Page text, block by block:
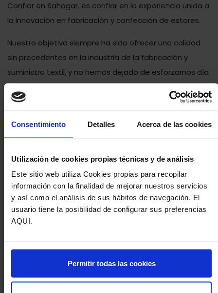
Consentimiento Detalles Acerca de las cookies
Utilización de cookies propias técnicas y de análisis
Este sitio web utiliza Cookies propias para recopilar
información con la finalidad de mejorar nuestros servicios
y así como el análisis de sus hábitos de navegación. El
usuario tiene la posibilidad de configurar sus preferencias
AQUI.
Permitir todas las cookies
Confiar en Sahogar, es confiar en la experiencia unida a
la innovación en fabricación y confección de estores.
Nuestro objetivo siempre ha sido ofrecer una calidad
sin precedentes en la industria de la fabricación y
suministro textil, y no hemos dejado de esforzarnos día
a día en cada uno de nuestros encargos y ventas para
que los resultados disfrutados por nuestros clientes
En cada tapicería, panel japonés, cortina, persiana,
tu servicio, diseñando un presupuesto personalizado
que nos puedes solicitar sin ningún compromiso.
Resolveremos todas tus dudas en materia de
tus necesidades.
estores ytapizados, aseguramos un servicio con